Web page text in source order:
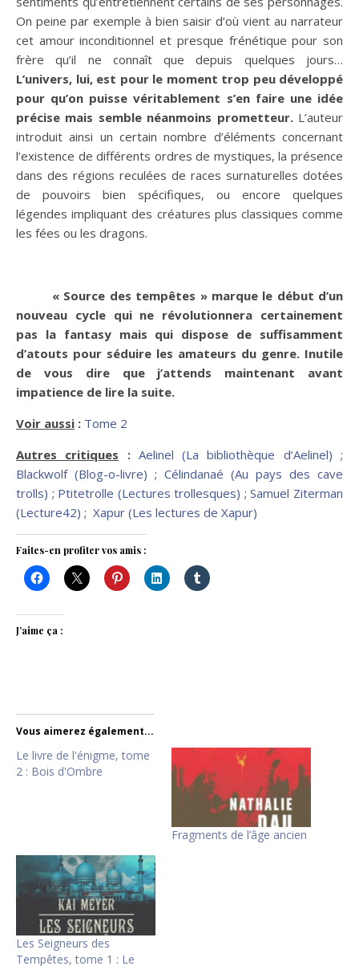
On peine par exemple à bien saisir d’où vient au narrateur
cet amour inconditionnel et presque frénétique pour son
frère qu’il ne connaît que depuis quelques jours…
L’univers, lui, est pour le moment trop peu développé
pour qu’on puisse véritablement s’en faire une idée
précise mais semble néanmoins prometteur.L’auteur
introduit ainsi un certain nombre d’éléments concernant
l’existence de différents ordres de mystiques, la présence
dans des régions reculées de races surnaturelles dotées
de pouvoirs bien spécifiques, ou encore quelques
légendes impliquant des créatures plus classiques comme
les fées ou les dragons.
« Source des tempêtes » marque le début d’un
nouveau cycle qui ne révolutionnera certainement
pas la fantasy mais qui dispose de suffisamment
d’atouts pour séduire les amateurs du genre. Inutile
de vous dire que j’attends maintenant avant
impatience de lire la suite.
Voir aussi : Tome 2
Autres critiques : Aelinel (La bibliothèque d’Aelinel) ;
Blackwolf (Blog-o-livre) ; Célindanaé (Au pays des cave
trolls) ; Ptitetrolle (Lectures trollesques) ;Samuel Ziterman
(Lecture42) ; Xapur (Les lectures de Xapur)
Faites-en profiter vos amis :
J’aime ça :
Vous aimerez également...
Le livre de l'énigme, tome
2 : Bois d'Ombre
Fragments de l’âge ancien
Les Seigneurs des
Tempêtes, tome 1 : Le